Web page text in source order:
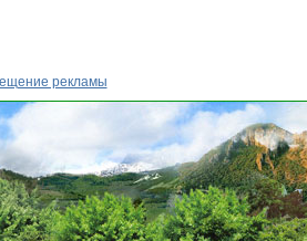
рекламы